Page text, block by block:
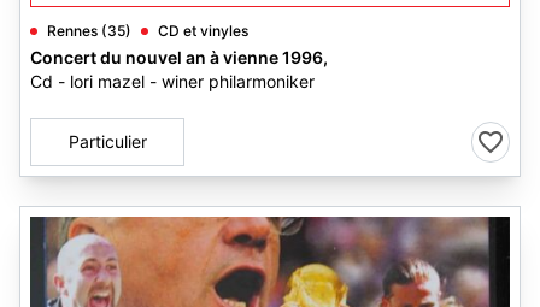
Rennes (35) CD et vinyles
Concert du nouvel an à vienne 1996,
Cd - lori mazel - winer philarmoniker
Particulier